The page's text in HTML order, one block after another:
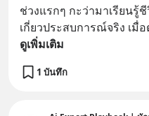
ช่วงแรกๆ กะว่ามาเรียนรู้
เกี่ยวประสบการณ์จริง เมื่
ดูเพิ่มเติม
1 บันทึก